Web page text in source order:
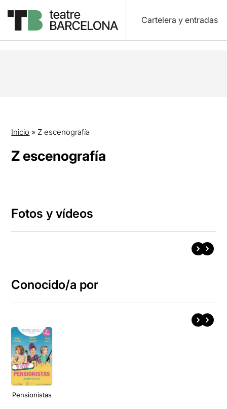
Cartelera y entradas
Inicio » Z escenografía
Z escenografía
Fotos y vídeos
Conocido/a por
Pensionistas